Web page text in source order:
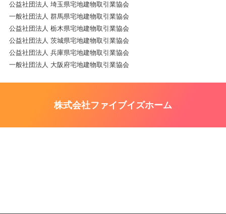
公益社団法人 埼玉県宅地建物取引業協会
一般社団法人 群馬県宅地建物取引業協会
公益社団法人 栃木県宅地建物取引業協会
公益社団法人 茨城県宅地建物取引業協会
公益社団法人 兵庫県宅地建物取引業協会
一般社団法人 大阪府宅地建物取引業協会
株式会社ファイブイズホーム